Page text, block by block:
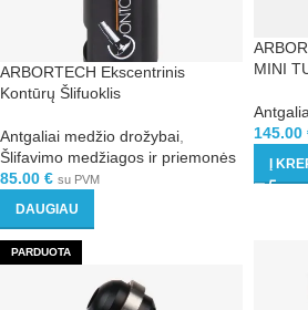
ARBORTECH Ekscentrinis
Kontūrų Šlifuoklis
Antgaliai medžio drožybai
Šlifavimo medžiagos ir priemonės
85.00 € su PVM
DAUGIAU
MINI
145.00
Į
PARDUOTA